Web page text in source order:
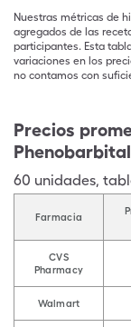
Nuestras métricas de
agregados de las
participantes. Esta
variaciones en los
no contamos con
Precios
Phenobarbital
60 unidades,
Farmacia
CVS
Pharmacy
Walmart